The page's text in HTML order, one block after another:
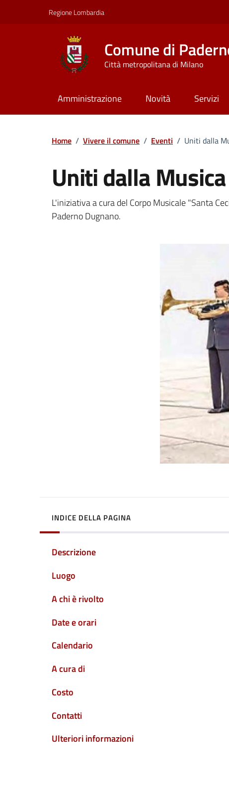
Regione Lombardia
Comune di
Città metropolitana di Milano
Amministrazione Novità Servizi
Home / Vivere il comune / Eventi / Uniti dalla
Uniti dalla Musica
Dettagli della notizia
L'iniziativa a cura del Corpo Musicale "Santa
Paderno Dugnano.
INDICE DELLA PAGINA
Descrizione
Luogo
A chi è rivolto
Date e orari
Calendario
A cura di
Costo
Contatti
Ulteriori informazioni